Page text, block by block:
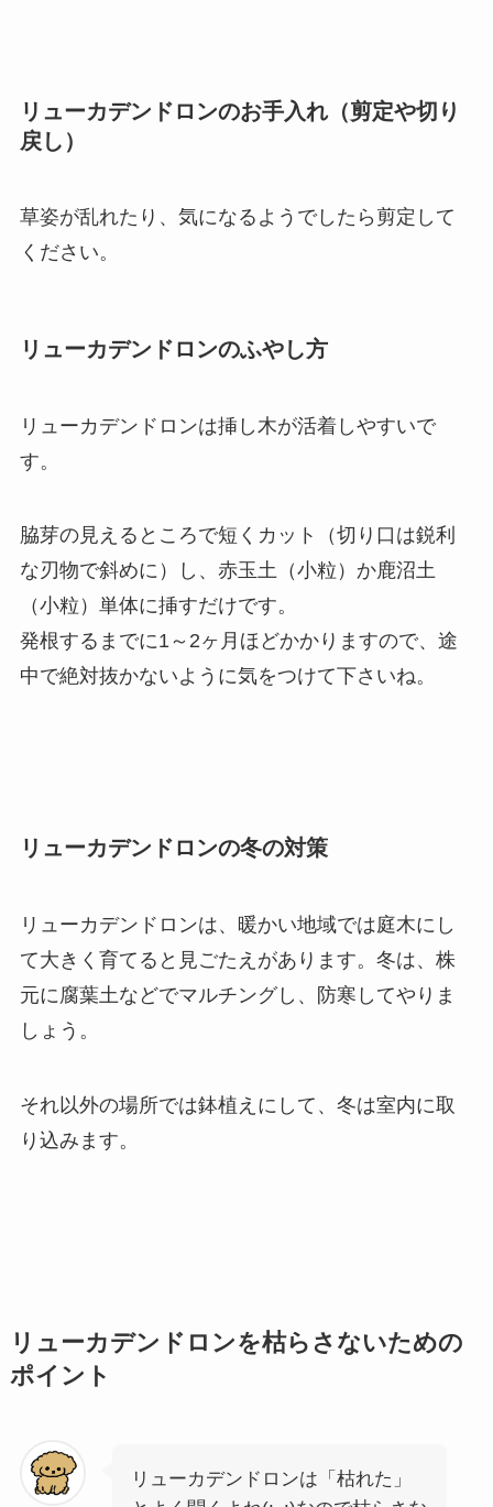
リューカデンドロンのお手入れ（剪定や切り
戻し）
草姿が乱れたり、気になるようでしたら剪定して
ください。
リューカデンドロンのふやし方
リューカデンドロンは挿し木が活着しやすいで
す。
脇芽の見えるところで短くカット（切り口は鋭利
な刃物で斜めに）し、赤玉土（小粒）か鹿沼土
（小粒）単体に挿すだけです。
発根するまでに1～2ヶ月ほどかかりますので、途
中で絶対抜かないように気をつけて下さいね。
リューカデンドロンの冬の対策
リューカデンドロンは、暖かい地域では庭木にし
て大きく育てると見ごたえがあります。冬は、株
元に腐葉土などでマルチングし、防寒してやりま
しょう。
それ以外の場所では鉢植えにして、冬は室内に取
り込みます。
リューカデンドロンを枯らさないための
ポイント
リューカデンドロンは「枯れた」